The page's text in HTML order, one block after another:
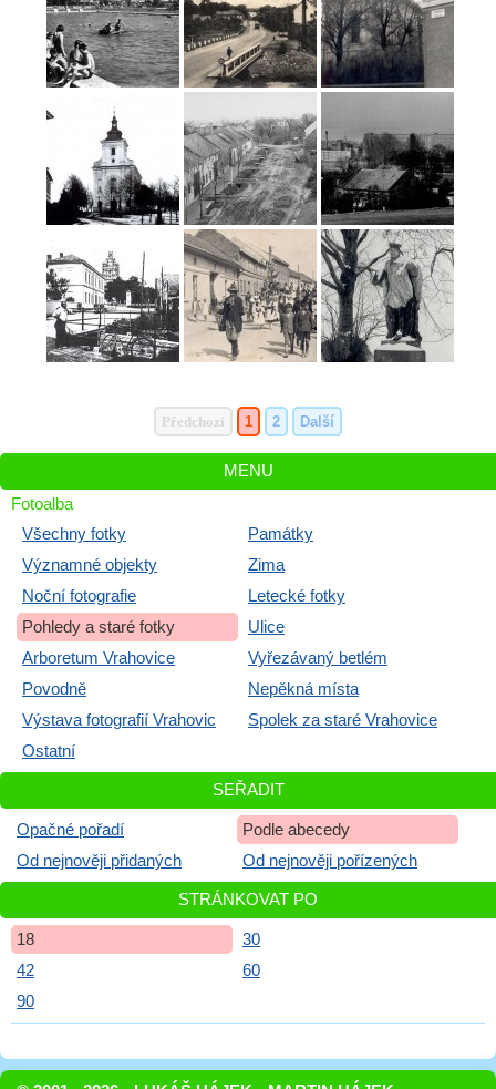
Předchozí 1 2 Další
MENU
Fotoalba
Všechny fotky
Památky
Významné objekty
Zima
Noční fotografie
Letecké fotky
Pohledy a staré fotky
Ulice
Arboretum Vrahovice
Vyřezávaný betlém
Povodně
Nepěkná místa
Výstava fotografií Vrahovic
Spolek za staré Vrahovice
Ostatní
SEŘADIT
Opačné pořadí
Podle abecedy
Od nejnověji přidaných
Od nejnověji pořízených
STRÁNKOVAT PO
18
30
42
60
90